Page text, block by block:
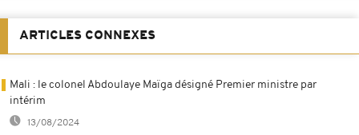
ARTICLES CONNEXES
Mali : le colonel Abdoulaye Maïga désigné Premier ministre par
intérim
13/08/2024